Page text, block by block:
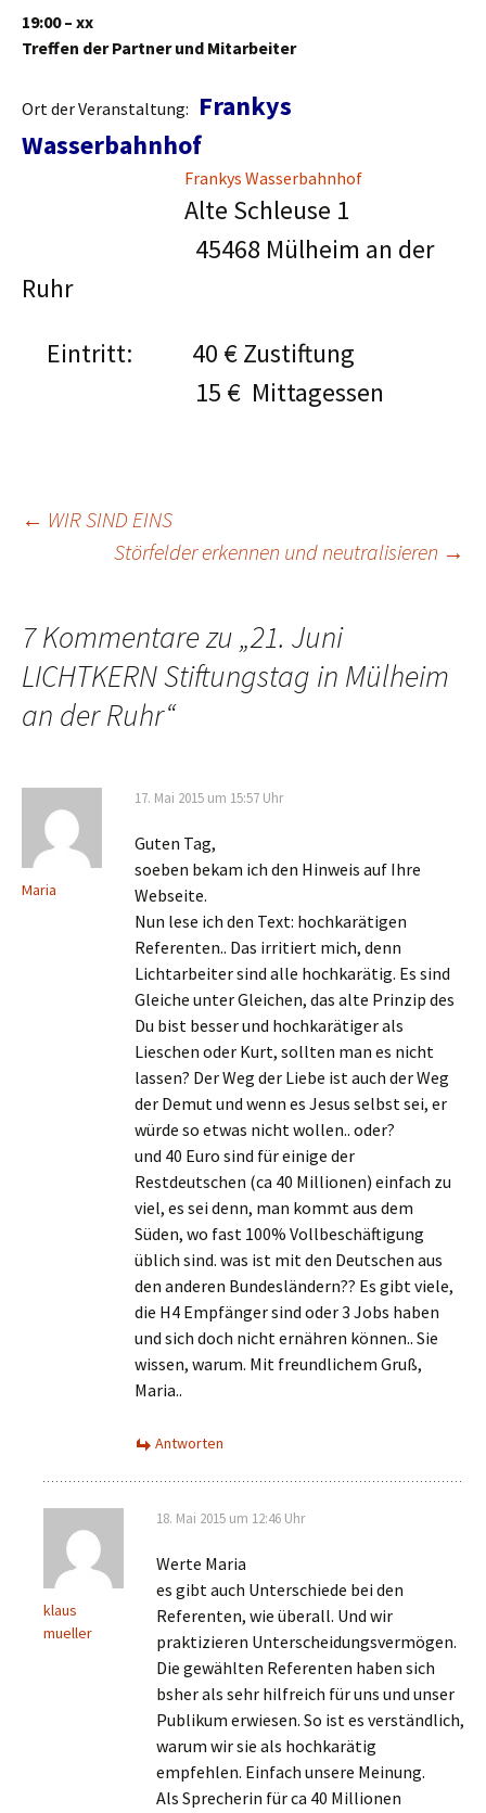
19:00 – xx
Treffen der Partner und Mitarbeiter
Ort der Veranstaltung: Frankys
Wasserbahnhof
Frankys Wasserbahnhof
Alte Schleuse 1
45468 Mülheim an der
Ruhr
Eintritt: 40 € Zustiftung
15 € Mittagessen
Beitragsnavigation
← WIR SIND EINS
Störfelder erkennen und neutralisieren →
7 Kommentare zu „21. Juni
LICHTKERN Stiftungstag in Mülheim
an der Ruhr“
Maria
17. Mai 2015 um 15:57 Uhr
Guten Tag,
soeben bekam ich den Hinweis auf Ihre
Webseite.
Nun lese ich den Text: hochkarätigen
Referenten.. Das irritiert mich, denn
Lichtarbeiter sind alle hochkarätig. Es sind
Gleiche unter Gleichen, das alte Prinzip des
Du bist besser und hochkarätiger als
Lieschen oder Kurt, sollten man es nicht
lassen? Der Weg der Liebe ist auch der Weg
der Demut und wenn es Jesus selbst sei, er
würde so etwas nicht wollen.. oder?
und 40 Euro sind für einige der
Restdeutschen (ca 40 Millionen) einfach zu
viel, es sei denn, man kommt aus dem
Süden, wo fast 100% Vollbeschäftigung
üblich sind. was ist mit den Deutschen aus
den anderen Bundesländern?? Es gibt viele,
die H4 Empfänger sind oder 3 Jobs haben
und sich doch nicht ernähren können.. Sie
wissen, warum. Mit freundlichem Gruß,
Maria..
Antworten
klaus
mueller
18. Mai 2015 um 12:46 Uhr
Werte Maria
es gibt auch Unterschiede bei den
Referenten, wie überall. Und wir
praktizieren Unterscheidungsvermögen.
Die gewählten Referenten haben sich
bsher als sehr hilfreich für uns und unser
Publikum erwiesen. So ist es verständlich,
warum wir sie als hochkarätig
empfehlen. Einfach unsere Meinung.
Als Sprecherin für ca 40 Millionen